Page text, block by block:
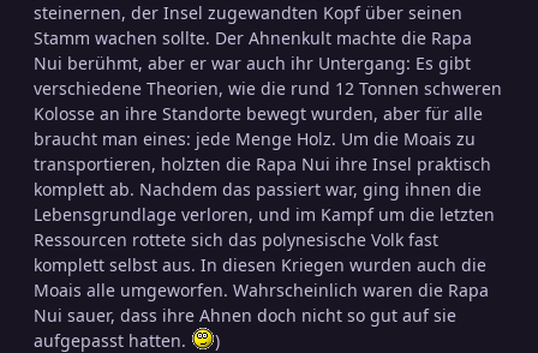
steinernen, der Insel zugewandten Kopf über seinen
Stamm wachen sollte. Der Ahnenkult machte die Rapa
Nui berühmt, aber er war auch ihr Untergang: Es gibt
verschiedene Theorien, wie die rund 12 Tonnen schweren
Kolosse an ihre Standorte bewegt wurden, aber für alle
braucht man eines: jede Menge Holz. Um die Moais zu
transportieren, holzten die Rapa Nui ihre Insel praktisch
komplett ab. Nachdem das passiert war, ging ihnen die
Lebensgrundlage verloren, und im Kampf um die letzten
Ressourcen rottete sich das polynesische Volk fast
komplett selbst aus. In diesen Kriegen wurden auch die
Moais alle umgeworfen. Wahrscheinlich waren die Rapa
Nui sauer, dass ihre Ahnen doch nicht so gut auf sie
aufgepasst hatten.
)